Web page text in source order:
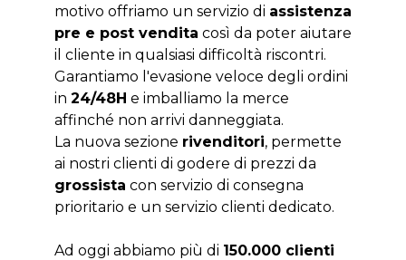
motivo offriamo un servizio di assistenza
pre e post vendita così da poter aiutare
il cliente in qualsiasi difficoltà riscontri.
Garantiamo l'evasione veloce degli ordini
in 24/48H e imballiamo la merce
affinché non arrivi danneggiata.
La nuova sezione rivenditori, permette
ai nostri clienti di godere di prezzi da
grossista con servizio di consegna
prioritario e un servizio clienti dedicato.
Ad oggi abbiamo più di 150.000 clienti